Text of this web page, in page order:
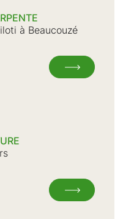
à Beaucouzé